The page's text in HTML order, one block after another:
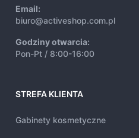
Email:
biuro@activeshop.com.pl
Godziny otwarcia:
Pon-Pt / 8:00-16:00
STREFA KLIENTA
Gabinety kosmetyczne